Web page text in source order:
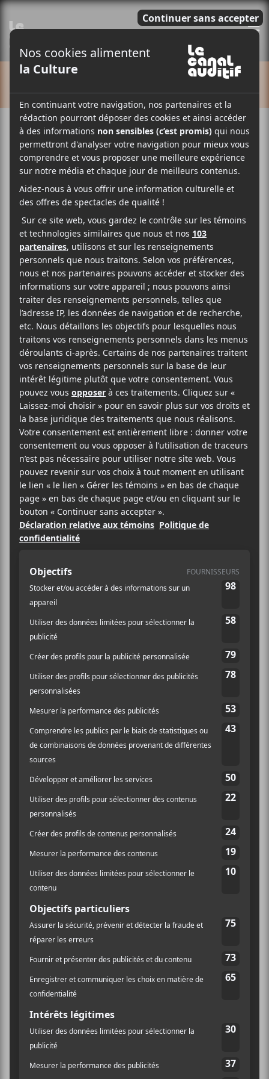
Cet évènement est passé.
Caracol + Amay Laoni | MTELUS
| Présentiel
2021-05-29 @ 20:00-23:0016,50$
Dans le cadre de la série de concerts présentés
par Kartel Musik, voyez en formule présentielle
les artistes Caracol et Amay Laoni @MTELUS.
Les billets sont vendus à la paire ou au nombre de
quatre.
Caracol et Amay Laoni seront également en
spectaclele 23 juin à l’Impérial Bell de Québec.
AJOUTER AU CALENDRIER
DÉTAILS
Date :
2021-05-29
20:00 - 23:00
Prix :
16,50$
Catégorie
d’Évènement:
Spectacle
Évènement Tags:
Kartel Musik,MTelus
présentiel
https://found.ee/MTL/
ORGANISATEUR
Kartel Musik
Okapi Party | Lancement de
LaF au Club Soda | Club